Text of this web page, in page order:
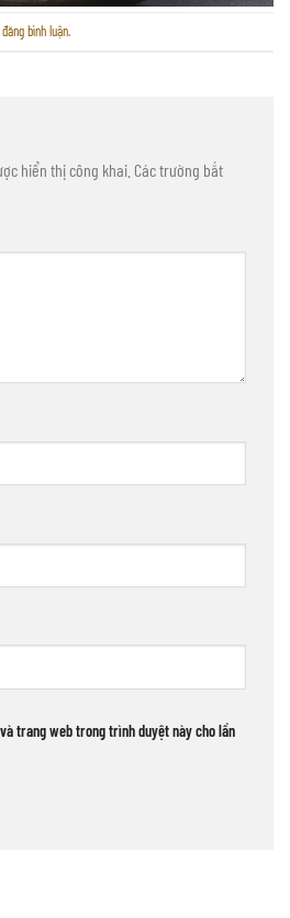
đăng bình luận.
hiển thị công khai. Các trường bắt
trang web trong trình duyệt này cho lần